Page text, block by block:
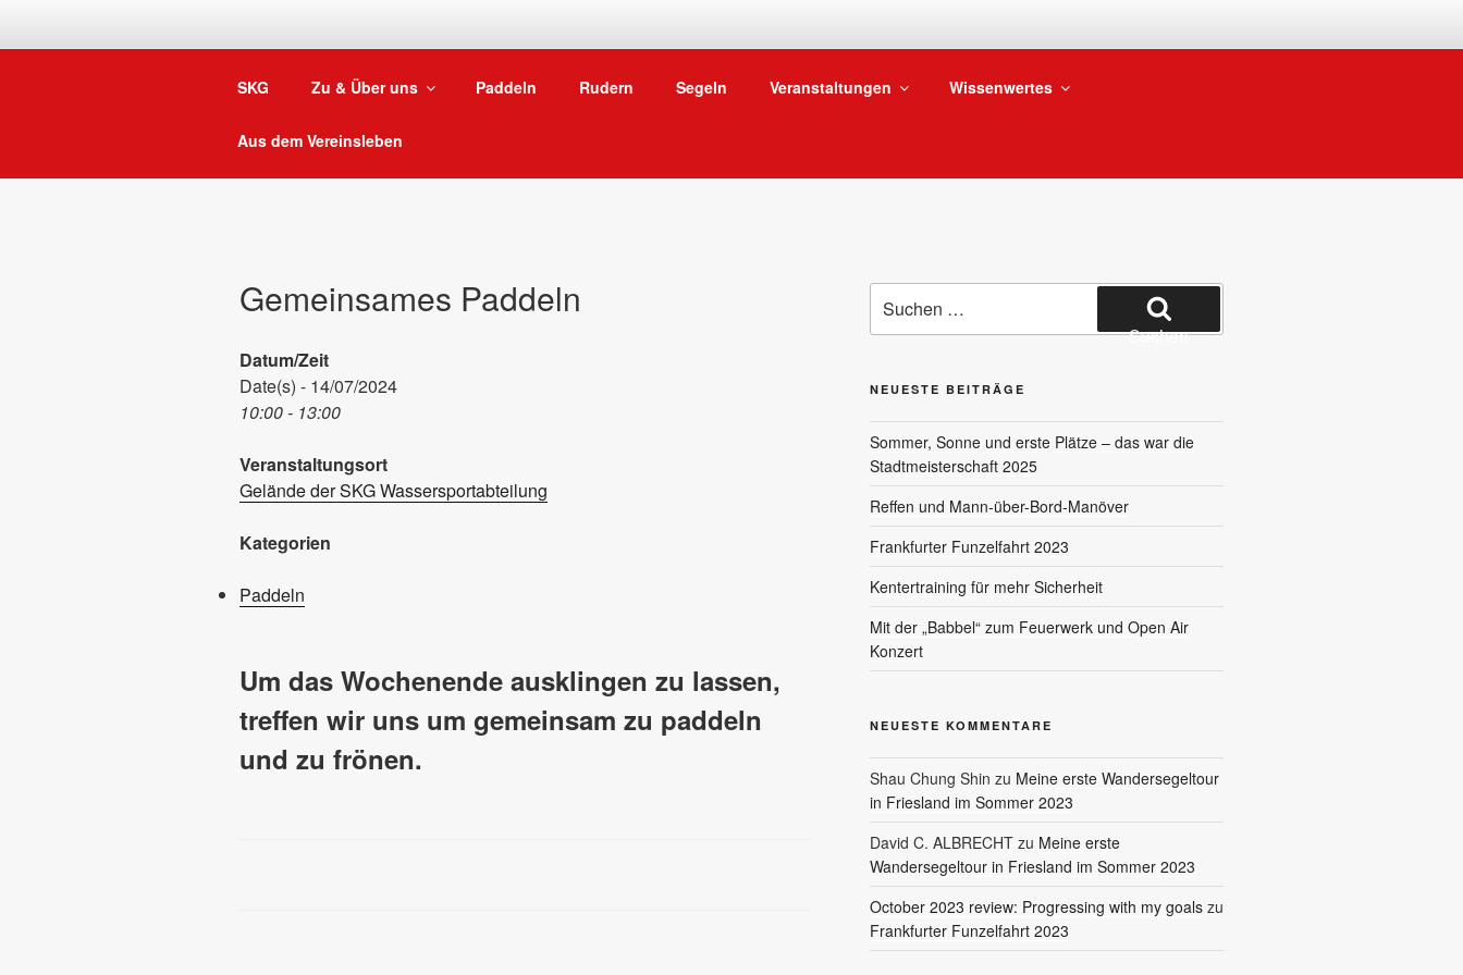
SKG WASSERSPORTABTEILUNG
SKG Zu & Über uns Paddeln Rudern Segeln Veranstaltungen Wissenwertes
Aus dem Vereinsleben
Gemeinsames Paddeln
Datum/Zeit
Date(s) - 14/07/2024
10:00 - 13:00
Veranstaltungsort
Gelände der SKG Wassersportabteilung
Kategorien
Paddeln
Um das Wochenende ausklingen zu lassen,
treffen wir uns um gemeinsam zu paddeln
und zu frönen.
nach:
Suchen
NEUESTE BEITRÄGE
Sommer, Sonne und erste Plätze – das war die
Stadtmeisterschaft 2025
Reffen und Mann-über-Bord-Manöver
Frankfurter Funzelfahrt 2023
Kentertraining für mehr Sicherheit
Mit der „Babbel“ zum Feuerwerk und Open Air
Konzert
NEUESTE KOMMENTARE
Shau Chung Shin zu Meine erste Wandersegeltour
in Friesland im Sommer 2023
David C. ALBRECHTzu Meine erste
Wandersegeltour in Friesland im Sommer 2023
October 2023 review: Progressing with my goalszu
Frankfurter Funzelfahrt 2023